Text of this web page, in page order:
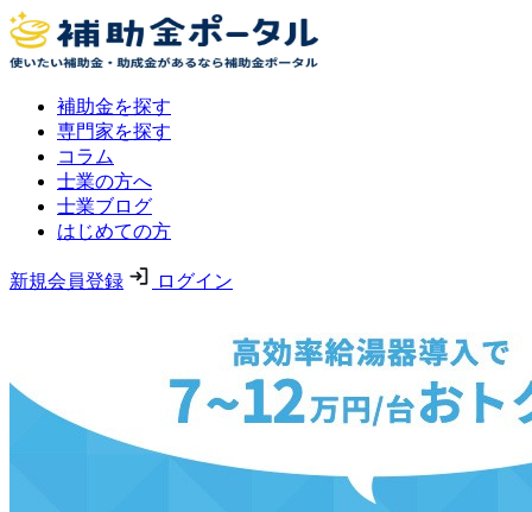
補助金を探す
専門家を探す
コラム
士業の方へ
士業ブログ
はじめての方
新規会員登録 ログイン